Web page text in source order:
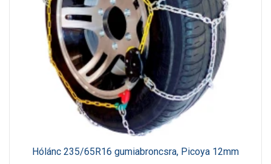
Hólánc 235/65R16 gumiabroncsra, Picoya 12mm